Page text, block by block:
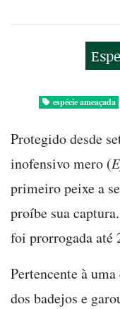
espécie ameaçada
Protegido desde
inofensivo mero (
primeiro peixe a
proíbe sua
foi prorrogada até
Pertencente à
dos badejos e